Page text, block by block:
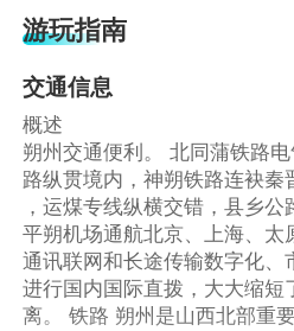
游玩指南
交通信息
概述
朔州交通便利。 北同蒲铁路
路纵贯境内，神朔铁路连袂秦
，运煤专线纵横交错，县乡
平朔机场通航北京、上海、太
通讯联网和长途传输数字化、
进行国内国际直拨，大大缩短
离。 铁路 朔州是山西北部重